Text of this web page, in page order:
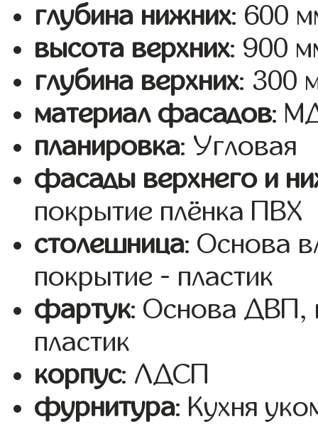
глубина нижних: 600
высота верхних: 900
глубина верхних: 300
материал фасадов:
планировка: Угловая
фасады верхнего и
покрытие плёнка ПВХ
столешница: Основа
покрытие - пластик
фартук: Основа ДВП,
пластик
корпус: ЛДСП
фурнитура: Кухня